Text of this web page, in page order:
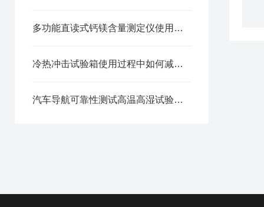
多功能直读式钙镁含量测定仪使用说明书
冷热冲击试验箱使用过程中如何减少温度波动
汽车导航可靠性测试高温高湿试验箱简介